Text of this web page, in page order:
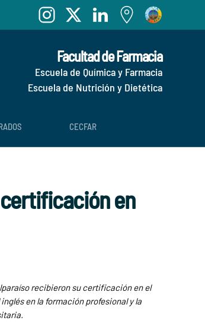
Facultad de Farmacia
Escuela de Química y Farmacia
Escuela de Nutrición y Dietética
CECFAR
en
recibieron su certificación en el
en la formación profesional y la